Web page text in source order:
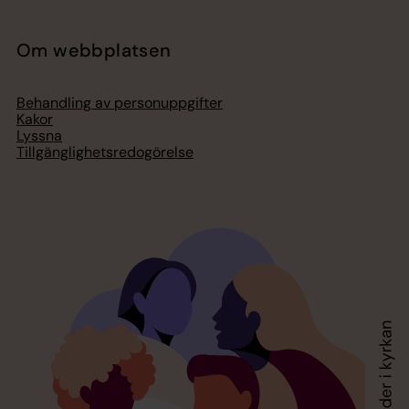
Om webbplatsen
Behandling av personuppgifter
Kakor
Lyssna
Tillgänglighetsredogörelse